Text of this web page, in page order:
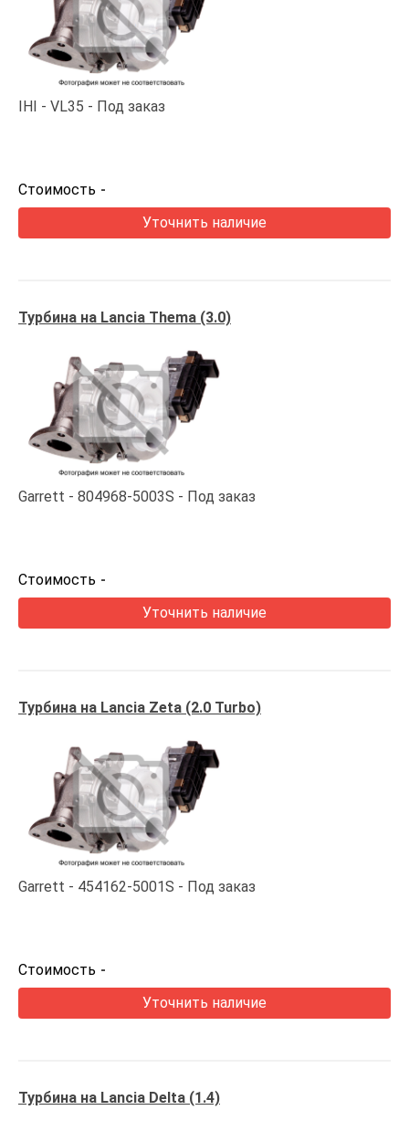
IHI VL35 Под заказ
Стоимость -
Уточнить наличие
Турбина на Lancia Thema (3.0)
Garrett 804968-5003S Под заказ
Стоимость -
Уточнить наличие
Турбина на Lancia Zeta (2.0 Turbo)
Garrett 454162-5001S Под заказ
Стоимость -
Уточнить наличие
Турбина на Lancia Delta (1.4)